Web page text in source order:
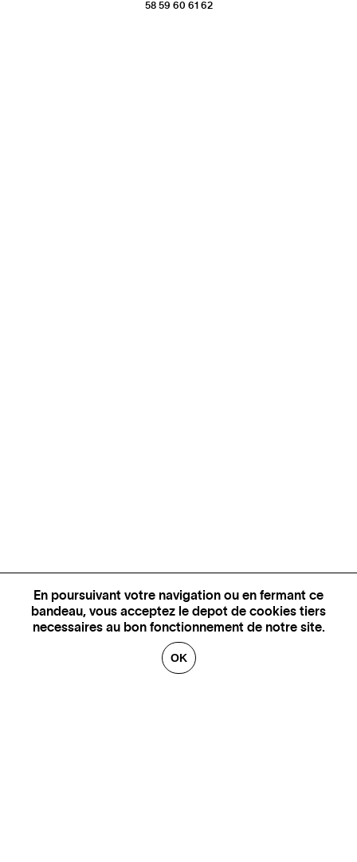
En poursuivant votre navigation ou en fermant ce
bandeau, vous acceptez le depot de cookies tiers
necessaires au bon fonctionnement de notre site.
OK
58 59 60 61 62